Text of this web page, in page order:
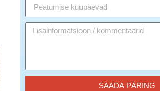
SAADA PÄRING